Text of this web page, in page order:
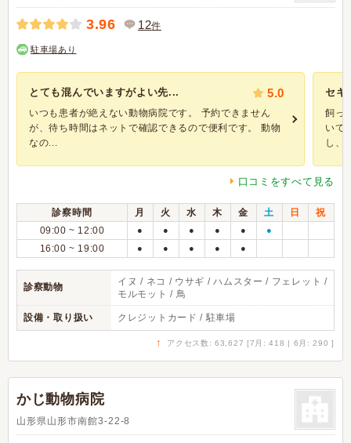
3.96 12件
駐車場あり
とても混んでいますがよい先... 5.0
いつも患者が絶えない動物病院です。 予約できません
が、待ち時間はネットで確認できるので便利です。 動物
なの...
セキ
飼っ
いて
し、
口コミをすべて見る
診察時間 月 火 水 木 金 土 日
祝
09:00 ~ 12:00
● ● ● ● ● ●
16:00 ~ 19:00 ● ● ● ● ●
診察動物
イヌ / ネコ / ウサギ / ハムスター / フェレット /
モルモット / 鳥
設備・取り扱い クレジットカード / 駐車場
↑ アクセス数: 63,627 [7月: 418 | 6月: 290 ]
かじ動物病院
山形県山形市南館3-22-8